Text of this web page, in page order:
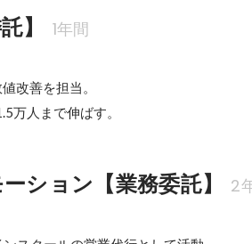
】 1年間
改善を担当。
万人まで伸ばす。
ション【業務委託】 2